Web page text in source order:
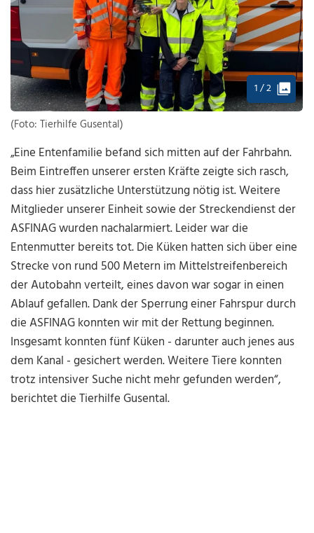
1 / 2
(Foto: Tierhilfe Gusental)
„Eine Entenfamilie befand sich mitten auf der Fahrbahn.
Beim Eintreffen unserer ersten Kräfte zeigte sich rasch,
dass hier zusätzliche Unterstützung nötig ist. Weitere
Mitglieder unserer Einheit sowie der Streckendienst der
ASFINAG wurden nachalarmiert. Leider war die
Entenmutter bereits tot. Die Küken hatten sich über eine
Strecke von rund 500 Metern im Mittelstreifenbereich
der Autobahn verteilt, eines davon war sogar in einen
Ablauf gefallen. Dank der Sperrung einer Fahrspur durch
die ASFINAG konnten wir mit der Rettung beginnen.
Insgesamt konnten fünf Küken - darunter auch jenes aus
dem Kanal - gesichert werden. Weitere Tiere konnten
trotz intensiver Suche nicht mehr gefunden werden“,
berichtet die Tierhilfe Gusental.